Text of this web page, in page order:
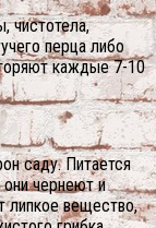
чистотела,
перца либо
каждые 7-10
саду. Питается
чернеют и
липкое вещество,